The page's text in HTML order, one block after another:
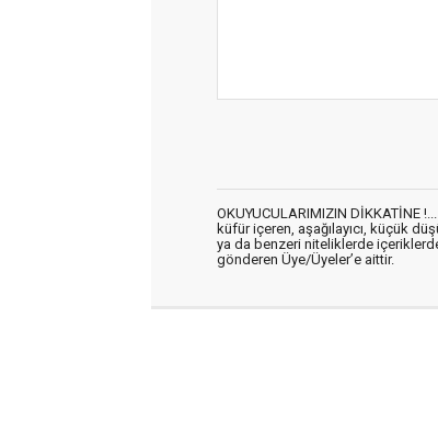
OKUYUCULARIMIZIN DİKKATİNE
küfür içeren, aşağılayıcı, küçük
ya da benzeri niteliklerde
gönderen Üye/Üyeler’e aittir.